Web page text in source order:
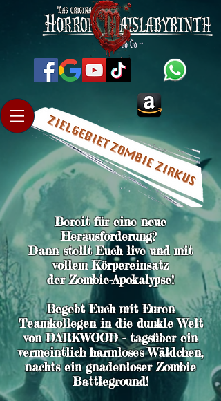
Bereit für eine neue
Herausforderung?
Dann stellt Euch live und mit
vollem Körpereinsatz
der Zombie-Apokalypse!
Begebt Euch mit Euren
Teamkollegen in die dunkle Welt
von DARKWOOD - tagsüber ein
vermeintlich harmloses Wäldchen,
nachts ein gnadenloser Zombie
Battleground!